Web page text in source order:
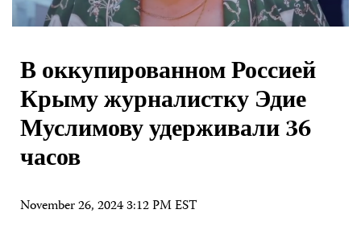
В оккупированном Россией
Крыму журналистку Эдие
Муслимову удерживали 36
часов
November 26, 2024 3:12 PM EST